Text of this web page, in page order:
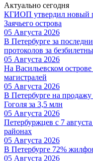
Актуально сегодня
КГИОП утвердил новый
Заячьего острова
05 Августа 2026
В Петербурге за
протоколов за
05 Августа 2026
На Васильевском
магистралей
05 Августа 2026
В Петербурге на
Гоголя за 3,5 млн
05 Августа 2026
Петербуржцев с 7
районах
05 Августа 2026
В Петербурге 72%
05 Августа 2026